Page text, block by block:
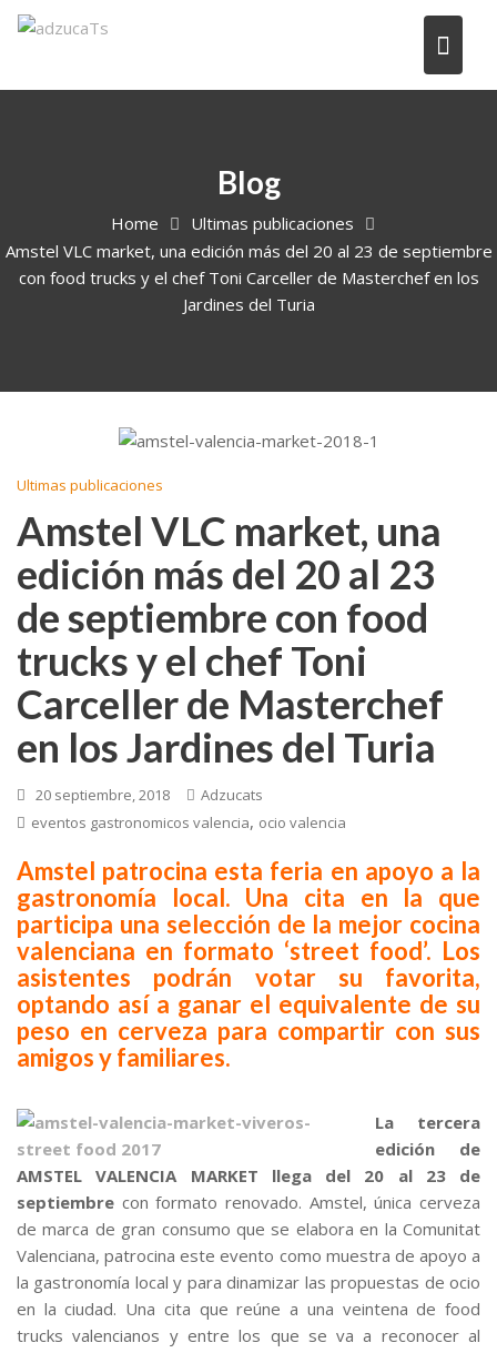
Blog
Home
Ultimas publicaciones
Amstel VLC market, una edición más del 20 al 23 de septiembre
con food trucks y el chef Toni Carceller de Masterchef en los
Jardines del Turia
Ultimas publicaciones
Amstel VLC market, una
edición más del 20 al 23
de septiembre con food
trucks y el chef Toni
Carceller de Masterchef
en los Jardines del Turia
20 septiembre, 2018
Adzucats
eventos gastronomicos valencia, ocio valencia
Amstel patrocina esta feria en apoyo a la
gastronomía local. Una cita en la que
participa una selección de la mejor cocina
valenciana en formato ‘street food’. Los
asistentes podrán votar su favorita,
optando así a ganar el equivalente de su
peso en cerveza para compartir con sus
amigos y familiares.
La tercera
edición de
AMSTEL VALENCIA MARKET llega del 20 al 23 de
septiembre con formato renovado. Amstel, única cerveza
de marca de gran consumo que se elabora en la Comunitat
Valenciana, patrocina este evento como muestra de apoyo a
la gastronomía local y para dinamizar las propuestas de ocio
en la ciudad. Una cita que reúne a una veintena de food
trucks valencianos y entre los que se va a reconocer al